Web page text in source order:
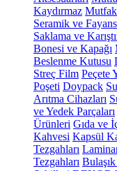
Kaydırmaz
Seramik ve
Saklama ve
Bonesi ve Kapağı
Beslenme Kutusu
Streç Film Peçete
Poşeti Doypack
Arıtma Cihazları
ve Yedek Parçaları
Ürünleri Gıda ve
Kahvesi Kapsül
Tezgahları
Tezgahları